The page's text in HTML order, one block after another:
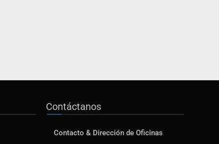
Contáctanos
Contacto & Dirección de Oficinas